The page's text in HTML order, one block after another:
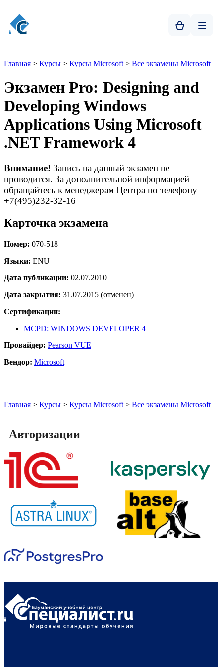
Главная > Курсы > Курсы Microsoft > Все экзамены Microsoft
Экзамен Pro: Designing and
Developing Windows
Applications Using Microsoft
.NET Framework 4
Внимание! Запись на данный экзамен не
проводится. За дополнительной информацией
обращайтесь к менеджерам Центра по телефону
+7(495)232-32-16
Карточка экзамена
Номер: 070-518
Языки: ENU
Дата публикации: 02.07.2010
Дата закрытия: 31.07.2015 (отменен)
Сертификации:
MCPD: WINDOWS DEVELOPER 4
Провайдер: Pearson VUE
Вендор: Microsoft
Главная > Курсы > Курсы Microsoft > Все экзамены Microsoft
Авторизации